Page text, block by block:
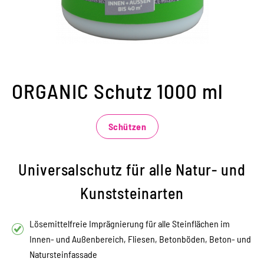
ORGANIC Schutz 1000 ml
Schützen
Universalschutz für alle Natur- und
Kunststeinarten
Lösemittelfreie Imprägnierung für alle Steinflächen im
Innen- und Außenbereich, Fliesen, Betonböden, Beton- und
Natursteinfassade